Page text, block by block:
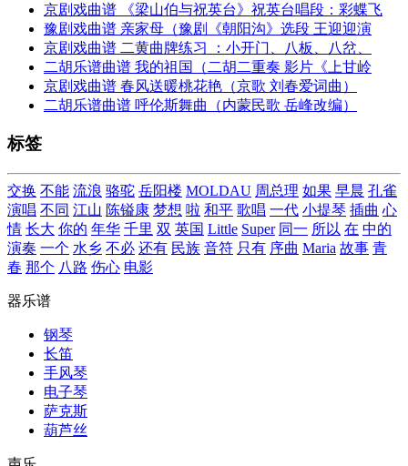
京剧戏曲谱 《梁山伯与祝英台》祝英台唱段：彩蝶飞
豫剧戏曲谱 亲家母（豫剧《朝阳沟》选段 王迎迎演
京剧戏曲谱 二黄曲牌练习 ：小开门、八板、八岔、
二胡乐谱曲谱 我的祖国（二胡二重奏 影片《上甘岭
京剧戏曲谱 春风送暖桃花艳（京歌 刘春爱词曲）
二胡乐谱曲谱 呼伦斯舞曲（内蒙民歌 岳峰改编）
标签
交换 不能 流浪 骆驼 岳阳楼 MOLDAU 周总理 如果 早晨 孔雀
演唱 不同 江山 陈镒康 梦想 啦 和平 歌唱 一代 小提琴 插曲 心
情 长大 你的 年华 千里 双 英国 Little Super 同一 所以 在 中的
演奏 一个 水乡 不必 还有 民族 音符 只有 序曲 Maria 故事 青
春 那个 八路 伤心 电影
器乐谱
钢琴
长笛
手风琴
电子琴
萨克斯
葫芦丝